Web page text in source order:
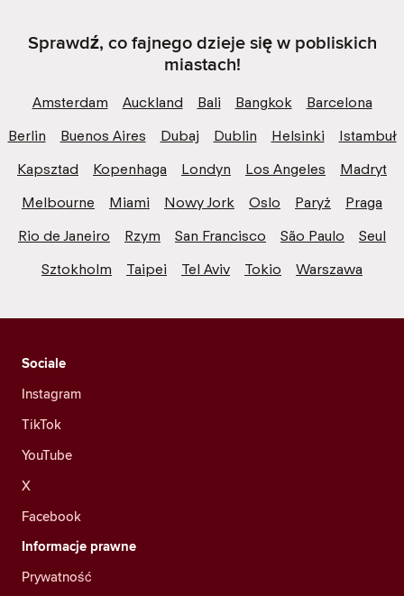
Sprawdź, co fajnego dzieje się w pobliskich
miastach!
Amsterdam Auckland Bali Bangkok
Barcelona
Berlin
Buenos Aires Dubaj Dublin Helsinki
Istambuł
Kapsztad
Kopenhaga Londyn Los Angeles
Madryt
Melbourne
Miami Nowy Jork Oslo Paryż
Praga
Rio de Janeiro
Rzym San Francisco São Paulo
Seul
Sztokholm
Taipei Tel Aviv Tokio Warszawa
Sociale
Instagram
TikTok
YouTube
X
Facebook
Informacje prawne
Prywatność